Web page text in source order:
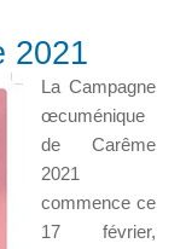
2021
La Campagne
œcuménique
de Carême
2021
commence ce
17 février,